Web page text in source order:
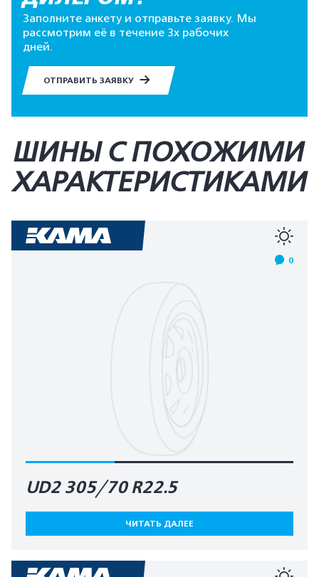
Заполните анкету и отправьте заявку. Мы
рассмотрим её в течение 3х рабочих
дней.
ОТПРАВИТЬ ЗАЯВКУ
ШИНЫ С ПОХОЖИМИ
ХАРАКТЕРИСТИКАМИ
0
UD2 305/70 R22.5
ЧИТАТЬ ДАЛЕЕ